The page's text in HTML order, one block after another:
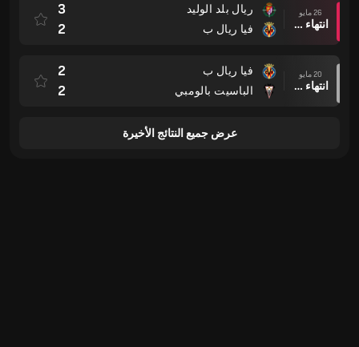
26 مايو
انتهاء وقت المباراة
ريال بلد الوليد
فيا ريال ب
3
2
20 مايو
انتهاء وقت المباراة
فيا ريال ب
الباسيت بالومبي
2
2
عرض جميع النتائج الأخيرة